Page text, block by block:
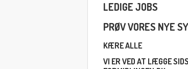
LEDIGE JOBS
PRØV VORES NYE
KÆRE ALLE
VI ER VED AT LÆGGE